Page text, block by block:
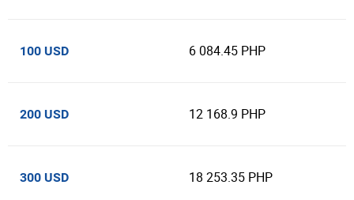
100 USD 6 084.45 PHP
200 USD 12 168.9 PHP
300 USD 18 253.35 PHP